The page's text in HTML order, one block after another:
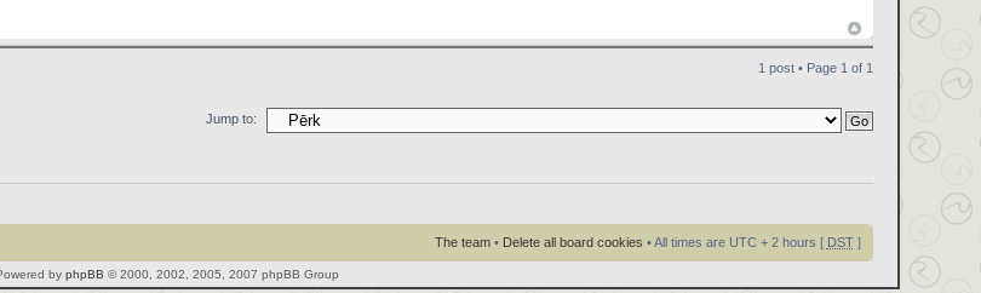
1 post • Page 1 of 1
Jump to:
The team• Delete all board cookies • All times are UTC + 2 hours [ DST]
by phpBB © 2000, 2002, 2005, 2007 phpBB Group